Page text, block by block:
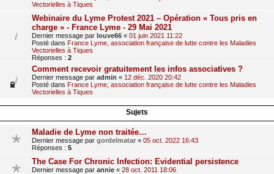
Vectorielles à Tiques
Webinaire du Lyme Protest 2021 – Opération « Tous pris en
charge » - France Lyme - 29 Mai 2021
Dernier message par louve66 « 01 juin 2021 11:22
Posté dans France Lyme, association française de lutte contre les Maladies
Vectorielles à Tiques
Réponses : 2
Comment recevoir gratuitement les infos associatives ?
Dernier message par admin « 12 déc. 2020 20:42
Posté dans France Lyme, association française de lutte contre les Maladies
Vectorielles à Tiques
Sujets
Maladie de Lyme non traitée…
Dernier message par gordelmatar « 05 oct. 2022 16:43
Réponses : 5
The Case For Chronic Infection: Evidential persistence
Dernier message par annie « 28 oct. 2011 18:06